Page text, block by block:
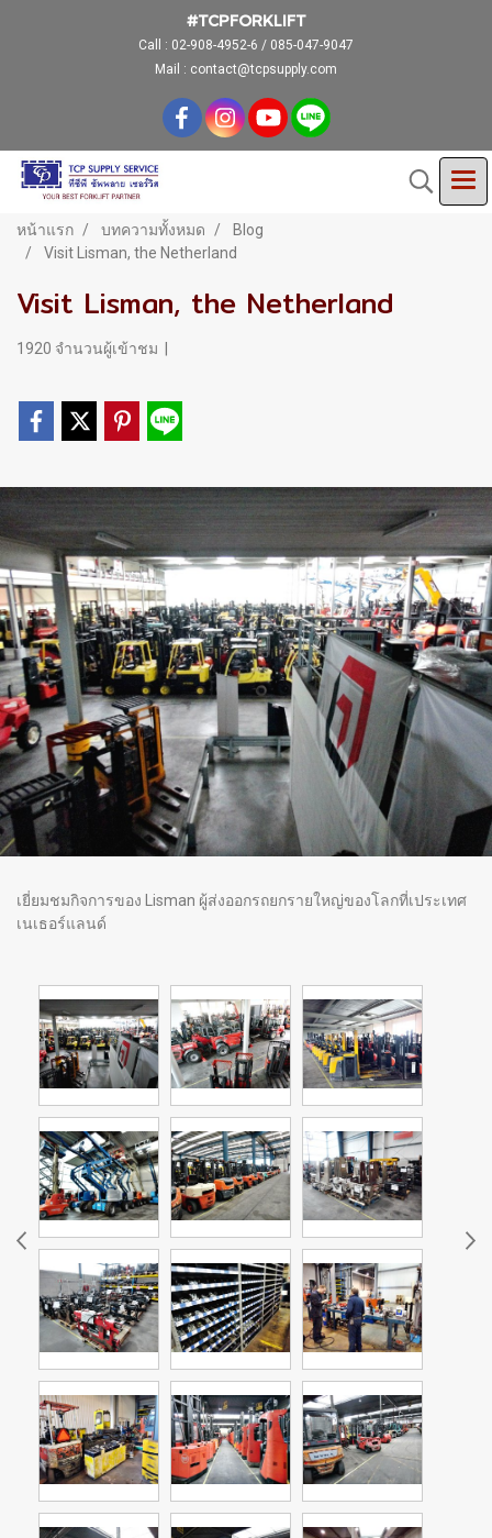
#TCPFORKLIFT
Call : 02-908-4952-6 / 085-047-9047
Mail : contact@tcpsupply.com
หน้าแรก บทความทั้งหมด
Blog
Visit Lisman, the Netherland
Visit Lisman, the Netherland
1920 จำนวนผู้เข้าชม
เยี่ยมชมกิจการของ Lisman ผู้ส่งออกรถยกรายใหญ่ของโลกที่เประเทศ
เนเธอร์แลนด์